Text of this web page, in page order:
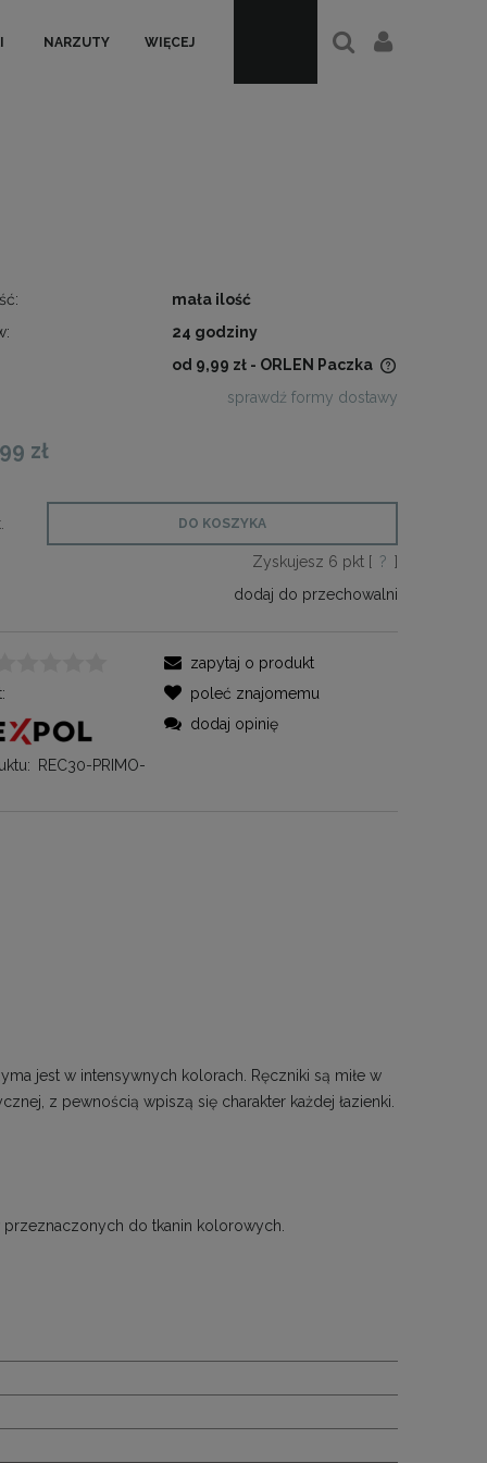
NARZUTY WIĘCEJ
mała ilość
24 godziny
od 9,99 zł - ORLEN Paczka
sprawdź formy dostawy
zł
DO KOSZYKA
Zyskujesz 6 pkt [ ? ]
dodaj do przechowalni
REC30-PRIMO-
zapytaj o produkt
poleć znajomemu
dodaj opinię
jest w intensywnych kolorach. Ręczniki są miłe w
z pewnością wpiszą się charakter każdej łazienki.
do tkanin kolorowych.